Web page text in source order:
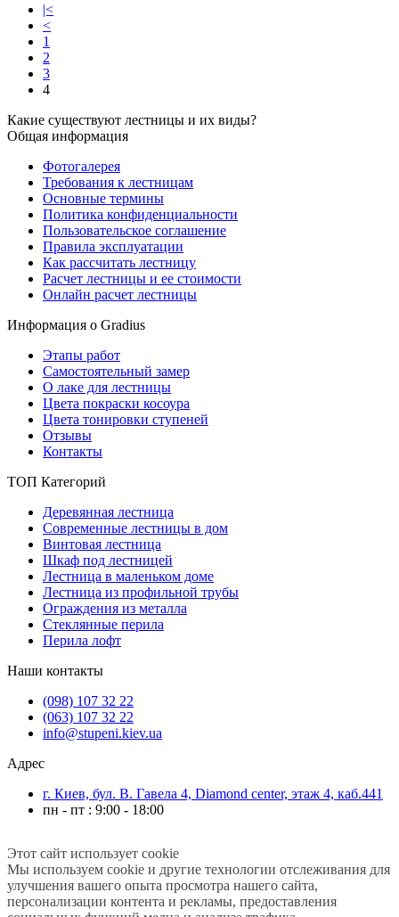
|<
<
1
2
3
4
Какие существуют лестницы и их виды?
Общая информация
Фотогалерея
Требования к лестницам
Основные термины
Политика конфиденциальности
Пользовательское соглашение
Правила эксплуатации
Как рассчитать лестницу
Расчет лестницы и ее стоимости
Онлайн расчет лестницы
Информация о Gradius
Этапы работ
Самостоятельный замер
О лаке для лестницы
Цвета покраски косоура
Цвета тонировки ступеней
Отзывы
Контакты
ТОП Категорий
Деревянная лестница
Современные лестницы в дом
Винтовая лестница
Шкаф под лестницей
Лестница в маленьком доме
Лестница из профильной трубы
Ограждения из металла
Стеклянные перила
Перила лофт
Наши контакты
(098) 107 32 22
(063) 107 32 22
info@stupeni.kiev.ua
Адрес
г. Киев, бул. В. Гавела 4, Diamond center, этаж 4, каб.441
пн - пт : 9:00 - 18:00
Этот сайт использует cookie
Мы используем cookie и другие технологии отслеживания для
улучшения вашего опыта просмотра нашего сайта,
персонализации контента и рекламы, предоставления